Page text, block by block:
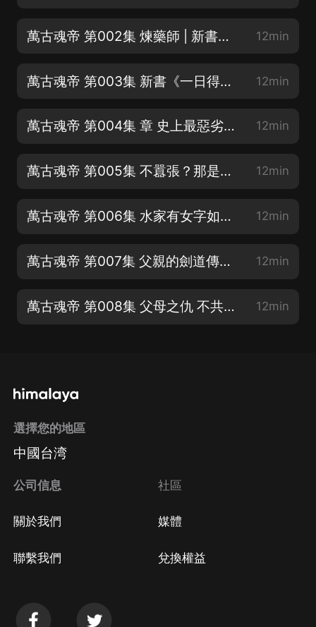
萬古魂帝 第002集 煉藥師 | 新書《一日得道》已經上架，多女主【求訂閱 12min
萬古魂帝 第003集 新書《一日得道》已經上架【求訂閱，求月票》多女主哈 12min
萬古魂帝 第004集 章 史上最惡劣的敲詐 | 每晚10：00 開始直播 12min
萬古魂帝 第005集 不囂張？那是古藏龍？| 好聽的話，要分享呦 12min
萬古魂帝 第006集 水家有女字如清 | 謝謝投給我月票小耳朵 12min
萬古魂帝 第007集 父親的劍道傳承 | 開局爆更 12min
萬古魂帝 第008集 父母之仇 不共戴天 12min
選擇您的地區
中國台湾
公司信息
關於我們
聯繫我們
社區
媒體
兌換權益